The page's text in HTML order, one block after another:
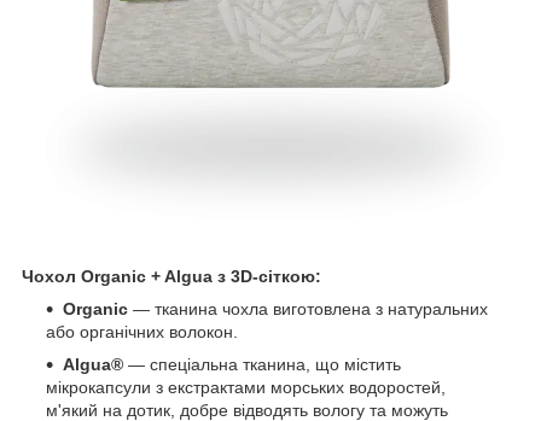
Чохол Organic + Algua з 3D-сіткою:
Organic — тканина чохла виготовлена з натуральних
або органічних волокон.
Algua® — спеціальна тканина, що містить
мікрокапсули з екстрактами морських водоростей,
м'який на дотик, добре відводять вологу та можуть